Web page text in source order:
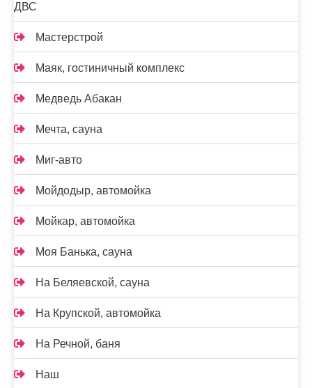
ДВС
Мастерстрой
Маяк, гостиничный комплекс
Медведь Абакан
Мечта, сауна
Миг-авто
Мойдодыр, автомойка
Мойкар, автомойка
Моя Банька, сауна
На Беляевской, сауна
На Крупской, автомойка
На Речной, баня
Наш